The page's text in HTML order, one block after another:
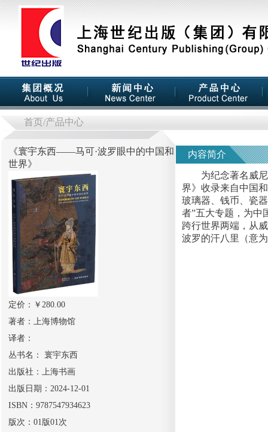
首页/产品中心
《寰宇东西——马可·波罗眼中的中国和
世界》
定价：￥ 280.00
著者： 上海博物馆
译者：
丛书名： 寰宇东西
出版社： 上海书画
出版日期： 2024-12-01
ISBN： 9787547934623
版次： 01版01次
内容简介
为纪念著名威尼
界》收录来自中国
玻璃器、钱币、瓷
者”五大专题，为中
跨行世界两端，从
波罗的汗八里（意